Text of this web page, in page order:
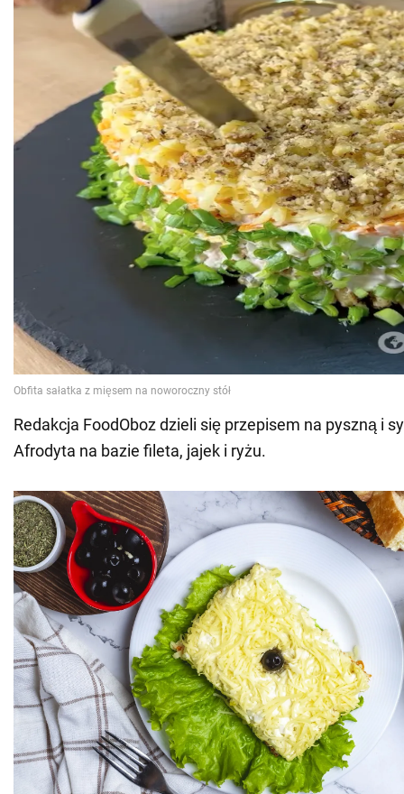
Redakcja FoodOboz dzieli się przepisem na pyszną i
Afrodyta na bazie fileta, jajek i ryżu.